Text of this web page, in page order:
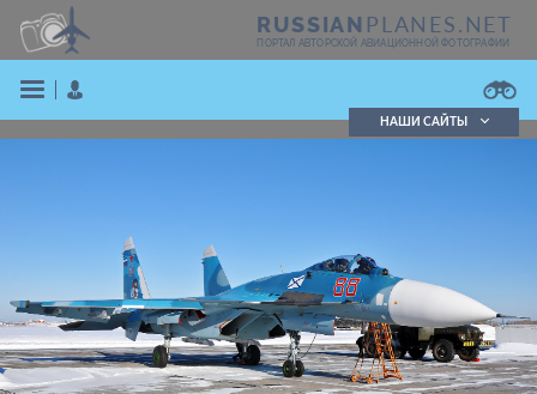
RUSSIAN PLANES.NET
ПОРТАЛ АВТОРСКОЙ АВИАЦИОННОЙ ФОТОГРАФИИ
НАШИ САЙТЫ